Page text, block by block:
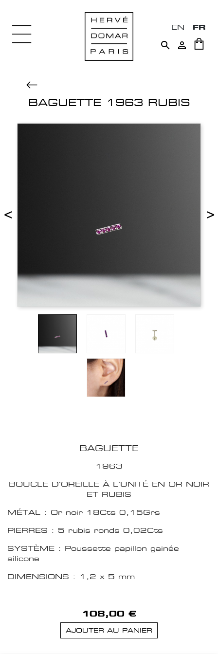
EN FR
 
BAGUETTE 1963 RUBIS
< >
BAGUETTE
1963
BOUCLE D'OREILLE À L’UNITÉ EN OR NOIR
ET RUBIS
MÉTAL : Or noir 18Cts 0,15Grs
PIERRES : 5 rubis ronds 0,02Cts
SYSTÈME : Poussette papillon gainée
silicone
DIMENSIONS : 1,2 x 5 mm
108,00 €
AJOUTER AU PANIER